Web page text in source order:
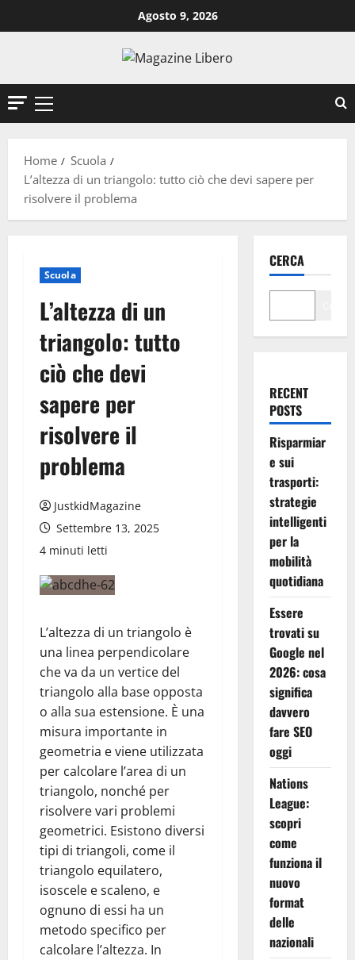
al
Agosto 9, 2026
Menu
Home
Scuola
L’altezza di un triangolo: tutto ciò che devi sapere per
risolvere il problema
Scuola
L’altezza di un
triangolo: tutto
ciò che devi
sapere per
risolvere il
problema
JustkidMagazine
Settembre 13, 2025
4 minuti letti
L’altezza di un triangolo è
una linea perpendicolare
che va da un vertice del
triangolo alla base opposta
o alla sua estensione. È una
misura importante in
geometria e viene utilizzata
per calcolare l’area di un
triangolo, nonché per
risolvere vari problemi
geometrici. Esistono diversi
tipi di triangoli, come il
triangolo equilatero,
isoscele e scaleno, e
ognuno di essi ha un
metodo specifico per
calcolare l’altezza. In
CERCA
RECENT
POSTS
Risparmiar
e sui
trasporti:
strategie
intelligenti
per la
mobilità
quotidiana
Essere
trovati su
Google nel
2026: cosa
significa
davvero
fare SEO
oggi
Nations
League:
scopri
come
funziona il
nuovo
format
delle
nazionali